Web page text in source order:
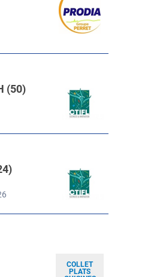
(50)
COLLET
PLATS